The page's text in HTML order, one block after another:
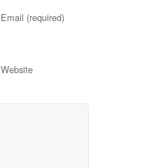
Email (required)
Website